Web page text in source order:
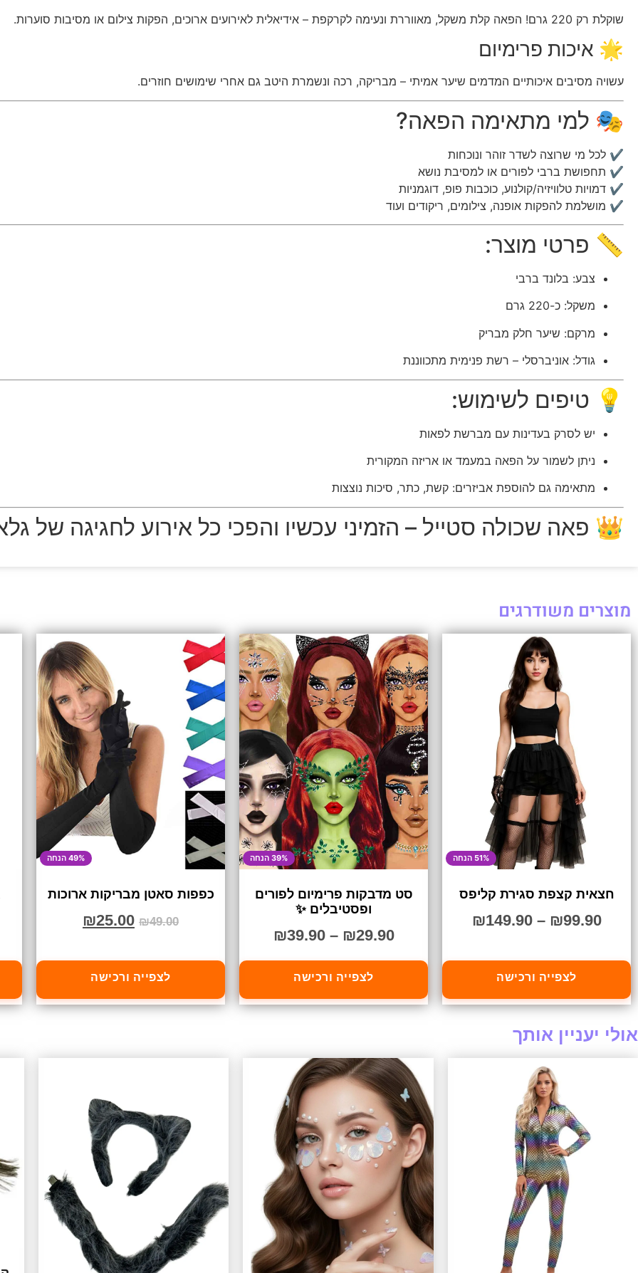
שוקלת רק 220 גרם! הפאה קלת משקל, מאווררת ונעימה לקרקפת – אידיאלית לאירועים ארוכים, הפקות צילום או מסיבות סוערות.
🌟 איכות פרימיום
עשויה מסיבים איכותיים המדמים שיער אמיתי – מבריקה, רכה ונשמרת היטב גם אחרי שימושים חוזרים.
🎭 למי מתאימה הפאה?
✔ לכל מי שרוצה לשדר זוהר ונוכחות
✔ תחפושת ברבי לפורים או למסיבת נושא
✔ דמויות טלוויזיה/קולנוע, כוכבות פופ, דוגמניות
✔ מושלמת להפקות אופנה, צילומים, ריקודים ועוד
📏 פרטי מוצר:
צבע: בלונד ברבי
משקל: כ-220 גרם
מרקם: שיער חלק מבריק
גודל: אוניברסלי – רשת פנימית מתכווננת
💡 טיפים לשימוש:
יש לסרק בעדינות עם מברשת לפאות
ניתן לשמור על הפאה במעמד או אריזה המקורית
מתאימה גם להוספת אביזרים: קשת, כתר, סיכות נוצצות
👑 פאה שכולה סטייל – הזמיני עכשיו והפכי כל אירוע לחגיגה של
מוצרים משודרגים
51% הנחה
חצאית קצפת סגירת קליפס
₪99.90
–
₪149.90
לצפייה ורכישה
39% הנחה
סט מדבקות פרימיום לפורים
ופסטיבלים ✨
₪29.90
–
₪39.90
לצפייה ורכישה
49% הנחה
כפפות סאטן מבריקות ארוכות
₪49.00
₪25.00
לצפייה ורכישה
אולי יעניין אותך